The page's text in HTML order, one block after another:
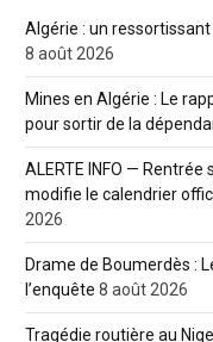
Algérie : un ressortissant
8 août 2026
Mines en Algérie : Le
pour sortir de la
ALERTE INFO —
modifie le calendrier
2026
Drame de Boumerdès :
l’enquête 8 août 2026
Tragédie routière au